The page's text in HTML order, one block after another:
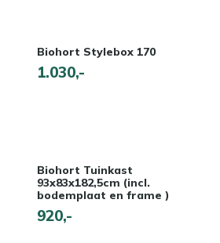
Biohort Stylebox 170
1.030,-
Biohort Tuinkast
93x83x182,5cm (incl.
bodemplaat en frame )
920,-